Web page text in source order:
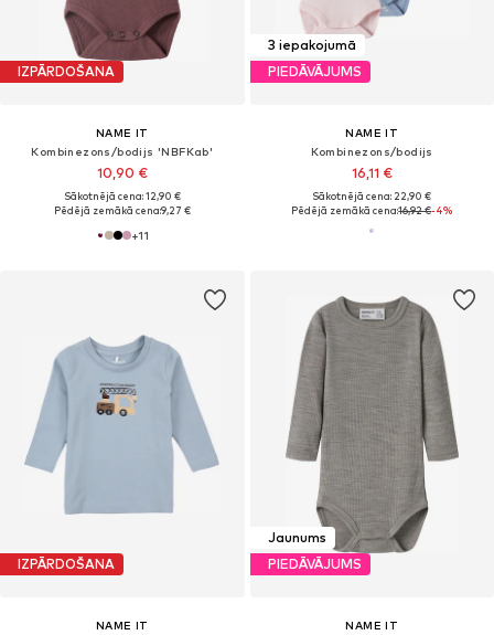
IZPĀRDOŠANA
NAME IT
Kombinezons/bodijs 'NBFKab'
10,90 €
Sākotnējā cena: 12,90 €
Pēdējā zemākā cena:9,27 €
+11
3 iepakojumā
PIEDĀVĀJUMS
NAME IT
Kombinezons/bodijs
16,11 €
Sākotnējā cena: 22,90 €
Pēdējā zemākā cena:16,92 €-4%
IZPĀRDOŠANA
NAME IT
Jaunums
PIEDĀVĀJUMS
NAME IT